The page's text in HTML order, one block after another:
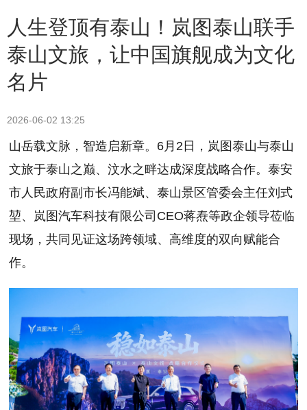
人生登顶有泰山！岚图泰山联手
泰山文旅，让中国旗舰成为文化
名片
2026-06-02 13:25
山岳载文脉，智造启新章。6月2日，岚图泰山与泰山
文旅于泰山之巅、汶水之畔达成深度战略合作。泰安
市人民政府副市长冯能斌、泰山景区管委会主任刘式
堃、岚图汽车科技有限公司CEO蒋焘等政企领导莅临
现场，共同见证这场跨领域、高维度的双向赋能合
作。